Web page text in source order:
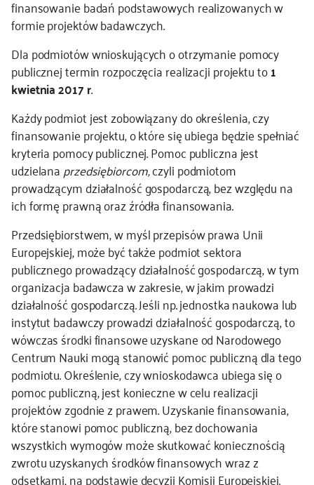
finansowanie badań podstawowych realizowanych w
formie projektów badawczych.
Dla podmiotów wnioskujących o otrzymanie pomocy
publicznej termin rozpoczęcia realizacji projektu to1
kwietnia 2017 r.
Każdy podmiot jest zobowiązany do określenia, czy
finansowanie projektu, o które się ubiega będzie spełniać
kryteria pomocy publicznej. Pomoc publiczna jest
udzielanaprzedsiębiorcom,czyli podmiotom
prowadzącym działalność gospodarczą, bez względu na
ich formę prawną oraz źródła finansowania.
Przedsiębiorstwem, w myśl przepisów prawa Unii
Europejskiej, może być także podmiot sektora
publicznego prowadzący działalność gospodarczą, w tym
organizacja badawcza w zakresie, w jakim prowadzi
działalność gospodarczą. Jeśli np. jednostka naukowa lub
instytut badawczy prowadzi działalność gospodarczą, to
wówczas środki finansowe uzyskane od Narodowego
Centrum Nauki mogą stanowić pomoc publiczną dla tego
podmiotu. Określenie, czy wnioskodawca ubiega się o
pomoc publiczną, jest konieczne w celu realizacji
projektów zgodnie z prawem. Uzyskanie finansowania,
które stanowi pomoc publiczną, bez dochowania
wszystkich wymogów może skutkować koniecznością
zwrotu uzyskanych środków finansowych wraz z
odsetkami, na podstawie decyzji Komisji Europejskiej.